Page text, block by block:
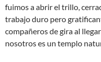
fuimos a abrir el trillo,
trabajo duro pero
compañeros de gira al
nosotros es un templo